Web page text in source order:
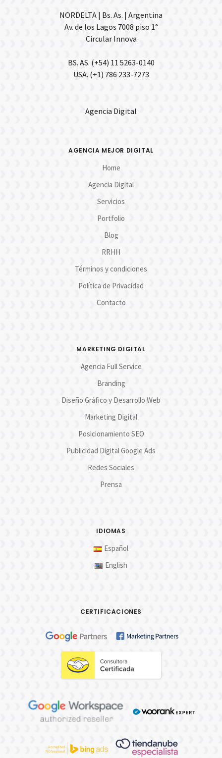
NORDELTA | Bs. As. | Argentina
Av. de los Lagos 7008 piso 1°
Circular Innova
BS. AS. (+54) 11 5263-0140
USA. (+1) 786 233-7273
Agencia Digital
AGENCIA MEJOR DIGITAL
Home
Agencia Digital
Servicios
Portfolio
Blog
RRHH
Términos y condiciones
Política de Privacidad
Contacto
MARKETING DIGITAL
Agencia Full Service
Branding
Diseño Gráfico y Desarrollo Web
Marketing Digital
Posicionamiento SEO
Publicidad Digital Google Ads
Redes Sociales
Prensa
IDIOMAS
Español
English
CERTIFICACIONES